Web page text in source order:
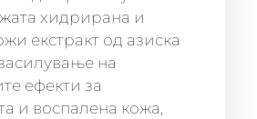
хидрирана и
екстракт од азиска
на
ефекти за
и воспалена кожа,